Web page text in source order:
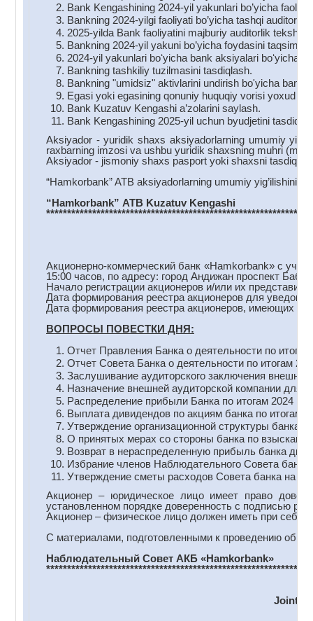
Bank Kengashining 2024-yil yakunlari bo’yicha
Bankning 2024-yilgi faoliyati bo’yicha tashqi
2025-yilda Bank faoliyatini majburiy auditorlik
Bankning 2024-yil yakuni bo’yicha foydasini
2024-yil yakunlari boʻyicha bank aksiyalari boʻyicha
Bankning tashkiliy tuzilmasini tasdiqlash.
Bankning "umidsiz" aktivlarini undirish bo'yicha bank
Egasi yoki egasining qonuniy huquqiy vorisi yoxud
Bank Kuzatuv Kengashi a’zolarini saylash.
Bank Kengashining 2025-yil uchun byudjetini
Aksiyador - yuridik shaxs aksiyadorlarning umumiy
raxbarning imzosi va ushbu yuridik shaxsning muhri
Aksiyador - jismoniy shaxs pasport yoki shaxsni
“Hamkorbank” ATB aksiyadorlarning umumiy yig’ilishini
“Hamkorbank” ATB Kuzatuv Kengashi
Акционерно-коммерческий банк «Hamkorbank» с
15:00 часов, по адресу: город Андижан проспект
Начало регистрации акционеров и/или их
Дата формирования реестра акционеров для
Дата формирования реестра акционеров, имеющих
ВОПРОСЫ ПОВЕСТКИ ДНЯ:
Отчет Правления Банка о деятельности по итогам
Отчет Совета Банка о деятельности по итогам
Заслушивание аудиторского заключения
Назначение внешней аудиторской компании для
Распределение прибыли Банка по итогам 2024
Выплата дивидендов по акциям банка по итогам
Утверждение организационной структуры банка.
О принятых мерах со стороны банка по
Возврат в нераспределенную прибыль банка
Избрание членов Наблюдательного Совета банка
Утверждение сметы расходов Совета банка на
Акционер – юридическое лицо имеет право
установленном порядке доверенность с подписью
Акционер – физическое лицо должен иметь при себе
С материалами, подготовленными к проведению
Наблюдательный Совет АКБ «Hamkorbank»
Joint